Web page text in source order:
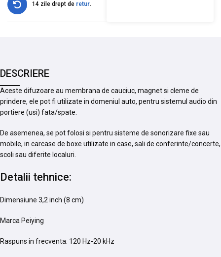
14 zile drept de retur.
DESCRIERE
Aceste difuzoare au membrana de cauciuc, magnet si cleme de
prindere, ele pot fi utilizate in domeniul auto, pentru sistemul audio din
portiere (usi) fata/spate.
De asemenea, se pot folosi si pentru sisteme de sonorizare fixe sau
mobile, in carcase de boxe utilizate in case, sali de conferinte/concerte,
scoli sau diferite localuri.
Detalii tehnice:
Dimensiune 3,2 inch (8 cm)
Marca Peiying
Raspuns in frecventa: 120 Hz-20 kHz